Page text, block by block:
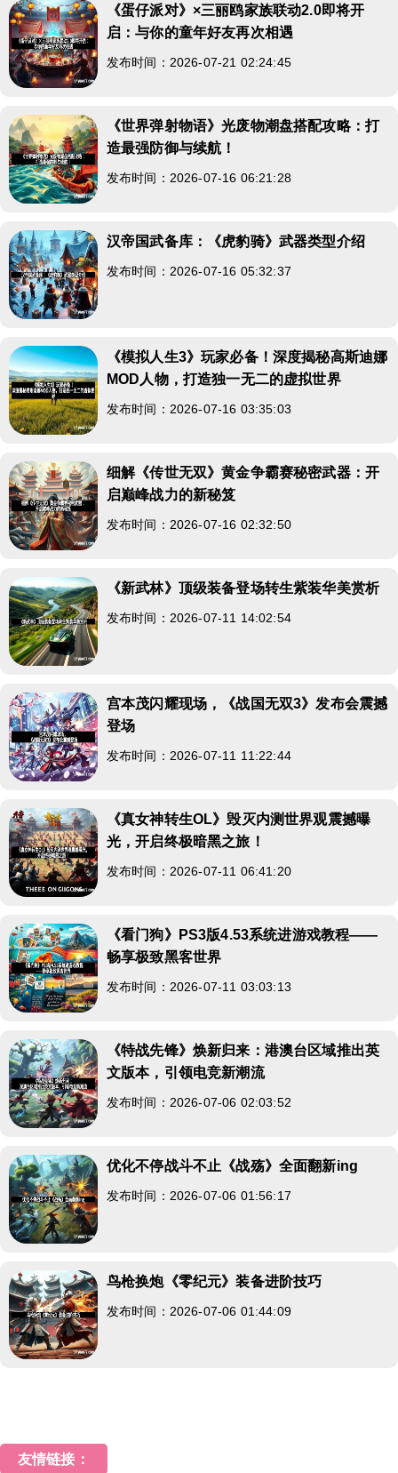
《蛋仔派对》×三丽鸥家族联动2.0即将开
启：与你的童年好友再次相遇
发布时间：2026-07-21 02:24:45
《世界弹射物语》光废物潮盘搭配攻略：打
造最强防御与续航！
发布时间：2026-07-16 06:21:28
汉帝国武备库：《虎豹骑》武器类型介绍
发布时间：2026-07-16 05:32:37
《模拟人生3》玩家必备！深度揭秘高斯迪娜
MOD人物，打造独一无二的虚拟世界
发布时间：2026-07-16 03:35:03
细解《传世无双》黄金争霸赛秘密武器：开
启巅峰战力的新秘笈
发布时间：2026-07-16 02:32:50
《新武林》顶级装备登场转生紫装华美赏析
发布时间：2026-07-11 14:02:54
宫本茂闪耀现场，《战国无双3》发布会震撼
登场
发布时间：2026-07-11 11:22:44
《真女神转生OL》毁灭内测世界观震撼曝
光，开启终极暗黑之旅！
发布时间：2026-07-11 06:41:20
《看门狗》PS3版4.53系统进游戏教程——
畅享极致黑客世界
发布时间：2026-07-11 03:03:13
《特战先锋》焕新归来：港澳台区域推出英
文版本，引领电竞新潮流
发布时间：2026-07-06 02:03:52
优化不停战斗不止《战殇》全面翻新ing
发布时间：2026-07-06 01:56:17
鸟枪换炮《零纪元》装备进阶技巧
发布时间：2026-07-06 01:44:09
友情链接：